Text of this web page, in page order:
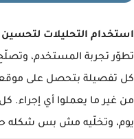
استخدام التحليلات
تطوّر تجربة المستخدم،
كل تفصيلة بتحصل على موقعك
من غير ما يعملوا أي
يوم، وتخلّيه مش بس شكله